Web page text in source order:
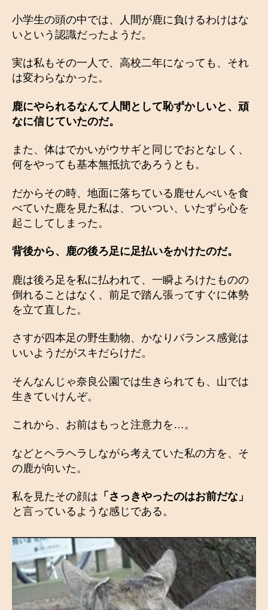
小学生の頭の中では、人間が鹿に負けるわけはな
いという認識だったようだ。
実は私もその一人で、高校二年になっても、それ
は変わらなかった。
鹿にやられるなんて人間として恥ずかしいと、頑
なに信じていたのだ。
また、体はでかいがウサギと同じでおとなしく、
何をやっても基本無抵抗であろうとも。
だからその時、地面に落ちている鹿せんべいを食
べていた鹿を見た私は、ついつい、いたずら心を
起こしてしまった。
背後から、鹿の後ろ足に足払いをかけたのだ。
鹿は後ろ足を私に払われて、一瞬よろけたものの
倒れることはなく、前足で踏ん張ってすぐに体勢
を立て直した。
さすが四本足の野生動物、かなりバランス感覚は
いいようだがスキだらけだ。
そんなんじゃ奈良公園では生きられても、山では
生きていけんぞ。
これから、お前はもっと注意力を…。
などとヘラヘラしながら考えていた私の方を、そ
の鹿が向いた。
私を見たその顔は 「さっきやったのはお前だな」
と言っているような感じである。